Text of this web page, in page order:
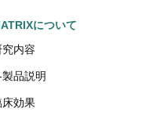
について
究内容
製品説明
床効果